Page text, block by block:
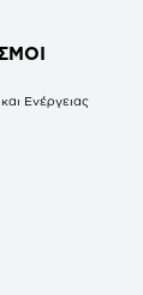
Ενέργειας